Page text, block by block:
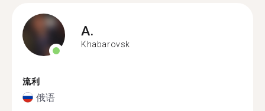
A.
Khabarovsk
流利
俄语